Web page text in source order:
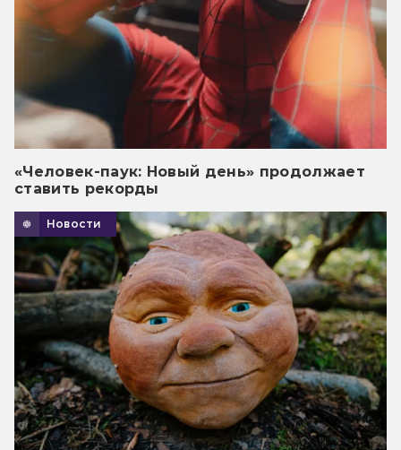
«Человек-паук: Новый день» продолжает
ставить рекорды
Новости